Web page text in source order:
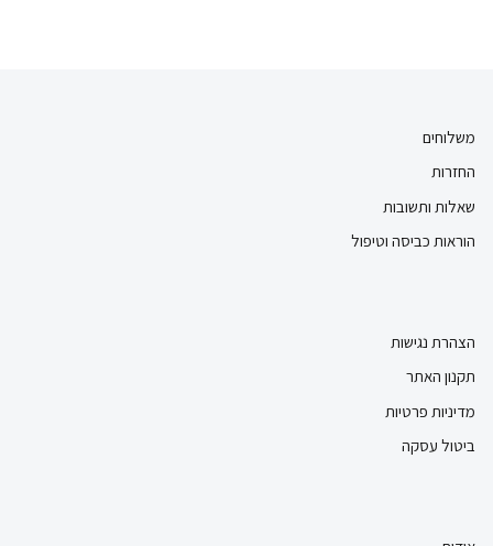
משלוחים
החזרות
שאלות ותשובות
הוראות כביסה וטיפול
הצהרת נגישות
תקנון האתר
מדיניות פרטיות
ביטול עסקה